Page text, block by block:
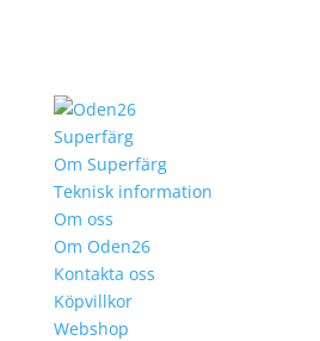
Superfärg
Om Superfärg
Teknisk information
Om oss
Om Oden26
Kontakta oss
Köpvillkor
Webshop